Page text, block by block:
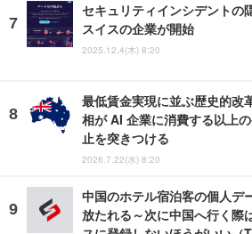
セキュリティインシデントの
スイスの企業が開始
2025.12.4(木) 8:20
最低賃金実現に並ぶ歴史的改
相が AI 企業に消費する以上
止を突きつける
2026.7.22(水) 8:20
中国のホテル宿泊客の個人デ
放たれる～次に中国へ行く際